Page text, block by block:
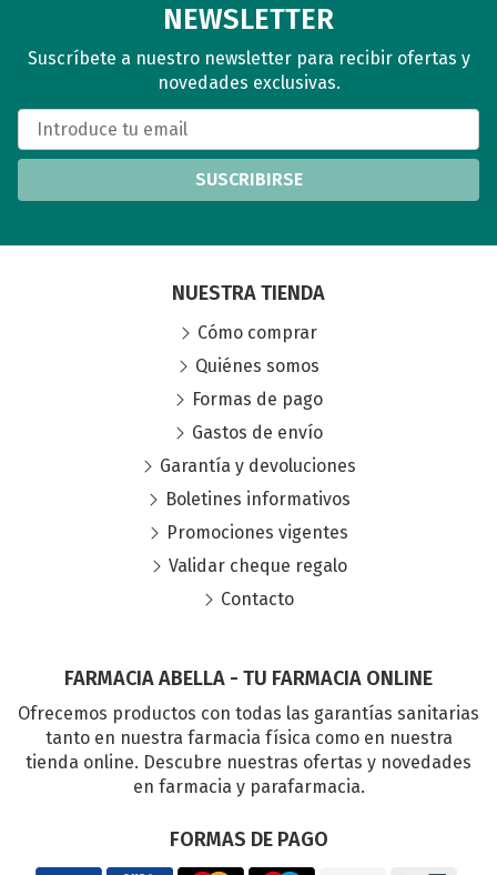
NEWSLETTER
Suscríbete a nuestro newsletter para recibir ofertas y
novedades exclusivas.
SUSCRIBIRSE
FARMACIA ABELLA - TU FARMACIA ONLINE
Ofrecemos productos con todas las garantías sanitarias
tanto en nuestra farmacia física como en nuestra
tienda online. Descubre nuestras ofertas y novedades
en farmacia y parafarmacia.
FORMAS DE PAGO
NUESTRA TIENDA
Cómo comprar
Quiénes somos
Formas de pago
Gastos de envío
Garantía y devoluciones
Boletines informativos
Promociones vigentes
Validar cheque regalo
Contacto